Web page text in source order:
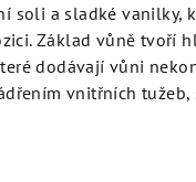
soli a sladké vanilky,
Základ vůně tvoří
dodávají vůni
vnitřních tužeb,